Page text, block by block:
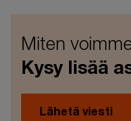
Miten
Kysy lisää
Lähetä viesti